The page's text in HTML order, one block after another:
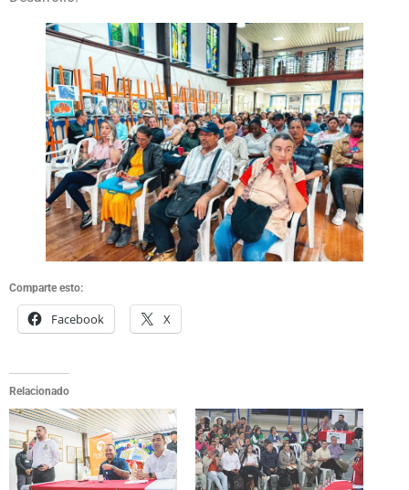
Comparte esto:
Facebook X
Relacionado